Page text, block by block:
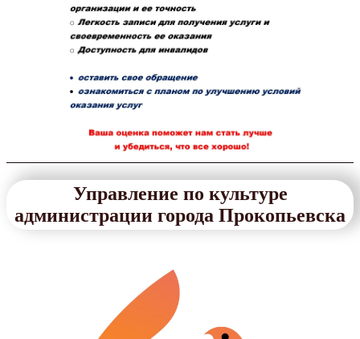
Управление по культуре
администрации города Прокопьевска